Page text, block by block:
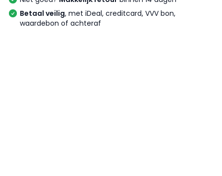
Betaal veilig, met iDeal, creditcard, VVV bon,
waardebon of achteraf